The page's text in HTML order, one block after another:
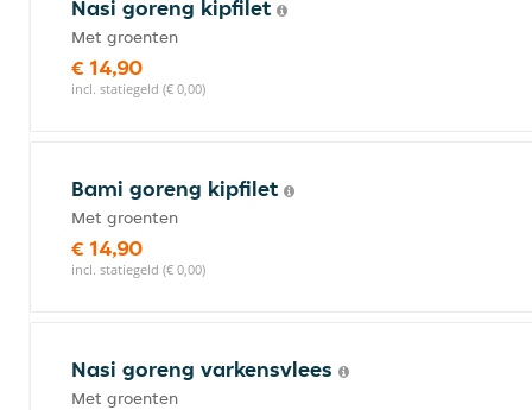
Nasi goreng kipfilet
Met groenten
€ 14,90
incl. statiegeld (€ 0,00)
Bami goreng kipfilet
Met groenten
€ 14,90
incl. statiegeld (€ 0,00)
Nasi goreng varkensvlees
Met groenten